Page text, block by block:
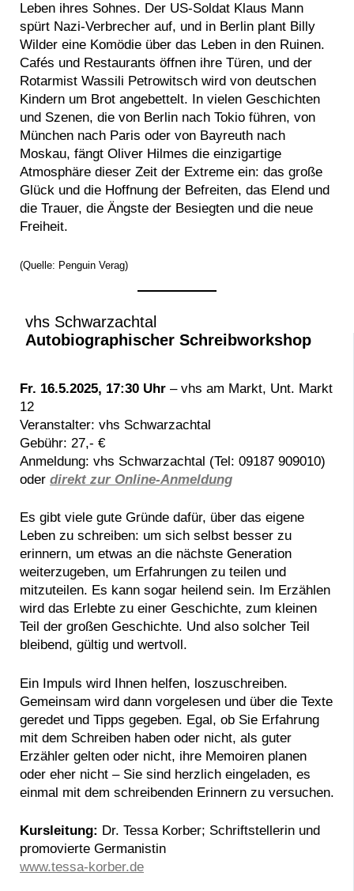
Leben ihres Sohnes. Der US-Soldat Klaus Mann
spürt Nazi-Verbrecher auf, und in Berlin plant Billy
Wilder eine Komödie über das Leben in den Ruinen.
Cafés und Restaurants öffnen ihre Türen, und der
Rotarmist Wassili Petrowitsch wird von deutschen
Kindern um Brot angebettelt. In vielen Geschichten
und Szenen, die von Berlin nach Tokio führen, von
München nach Paris oder von Bayreuth nach
Moskau, fängt Oliver Hilmes die einzigartige
Atmosphäre dieser Zeit der Extreme ein: das große
Glück und die Hoffnung der Befreiten, das Elend und
die Trauer, die Ängste der Besiegten und die neue
Freiheit.
(Quelle: Penguin Verag)
vhs Schwarzachtal
Autobiographischer Schreibworkshop
Fr. 16.5.2025, 17:30 Uhr – vhs am Markt, Unt. Markt
12
Veranstalter: vhs Schwarzachtal
Gebühr: 27,- €
Anmeldung: vhs Schwarzachtal (Tel: 09187 909010)
oder direkt zur Online-Anmeldung
Es gibt viele gute Gründe dafür, über das eigene
Leben zu schreiben: um sich selbst besser zu
erinnern, um etwas an die nächste Generation
weiterzugeben, um Erfahrungen zu teilen und
mitzuteilen. Es kann sogar heilend sein. Im Erzählen
wird das Erlebte zu einer Geschichte, zum kleinen
Teil der großen Geschichte. Und also solcher Teil
bleibend, gültig und wertvoll.
Ein Impuls wird Ihnen helfen, loszuschreiben.
Gemeinsam wird dann vorgelesen und über die Texte
geredet und Tipps gegeben. Egal, ob Sie Erfahrung
mit dem Schreiben haben oder nicht, als guter
Erzähler gelten oder nicht, ihre Memoiren planen
oder eher nicht – Sie sind herzlich eingeladen, es
einmal mit dem schreibenden Erinnern zu versuchen.
Kursleitung: Dr. Tessa Korber; Schriftstellerin und
promovierte Germanistin
www.tessa-korber.de